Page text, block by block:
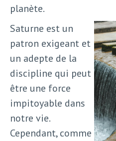
planète.
Saturne est un
patron exigeant et
un adepte de la
discipline qui peut
être une force
impitoyable dans
notre vie.
Cependant, comme